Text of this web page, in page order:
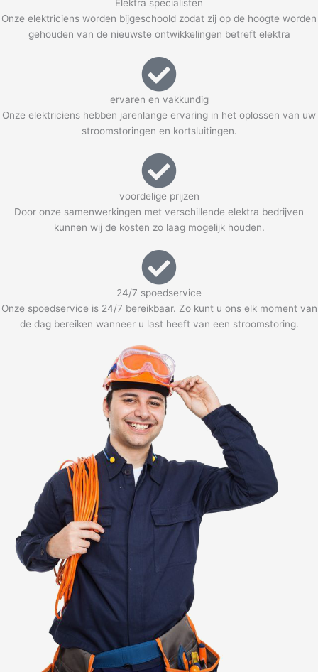
Elektra specialisten
Onze elektriciens worden bijgeschoold zodat zij op de hoogte worden
gehouden van de nieuwste ontwikkelingen betreft elektra
ervaren en vakkundig
Onze elektriciens hebben jarenlange ervaring in het oplossen van uw
stroomstoringen en kortsluitingen.
voordelige prijzen
Door onze samenwerkingen met verschillende elektra bedrijven
kunnen wij de kosten zo laag mogelijk houden.
24/7 spoedservice
Onze spoedservice is 24/7 bereikbaar. Zo kunt u ons elk moment van
de dag bereiken wanneer u last heeft van een stroomstoring.